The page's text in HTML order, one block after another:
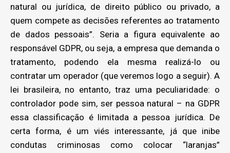
natural ou jurídica, de direito público ou privado, a
quem compete as decisões referentes ao tratamento
de dados pessoais”. Seria a figura equivalente ao
responsável GDPR, ou seja, a empresa que demanda o
tratamento, podendo ela mesma realizá-lo ou
contratar um operador (que veremos logo a seguir). A
lei brasileira, no entanto, traz uma peculiaridade: o
controlador pode sim, ser pessoa natural – na GDPR
essa classificação é limitada a pessoa jurídica. De
certa forma, é um viés interessante, já que inibe
condutas criminosas como colocar “laranjas”